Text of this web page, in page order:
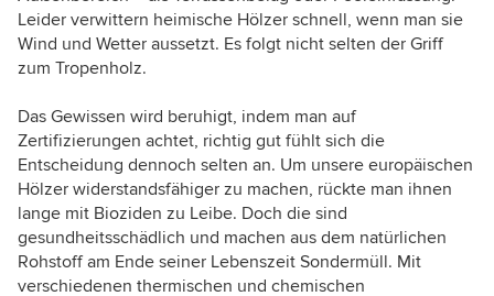
Leider verwittern heimische Hölzer schnell, wenn man sie
Wind und Wetter aussetzt. Es folgt nicht selten der Griff
zum Tropenholz.
Das Gewissen wird beruhigt, indem man auf
Zertifizierungen achtet, richtig gut fühlt sich die
Entscheidung dennoch selten an. Um unsere europäischen
Hölzer widerstandsfähiger zu machen, rückte man ihnen
lange mit Bioziden zu Leibe. Doch die sind
gesundheitsschädlich und machen aus dem natürlichen
Rohstoff am Ende seiner Lebenszeit Sondermüll. Mit
verschiedenen thermischen und chemischen